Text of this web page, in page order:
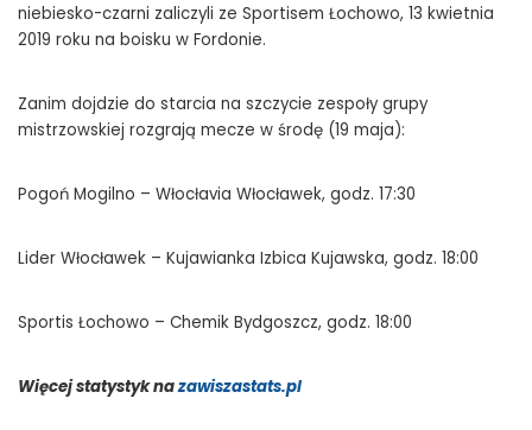
niebiesko-czarni zaliczyli ze Sportisem Łochowo, 13 kwietnia
2019 roku na boisku w Fordonie.
Zanim dojdzie do starcia na szczycie zespoły grupy
mistrzowskiej rozgrają mecze w środę (19 maja):
Pogoń Mogilno – Włocłavia Włocławek, godz. 17:30
Lider Włocławek – Kujawianka Izbica Kujawska, godz. 18:00
Sportis Łochowo – Chemik Bydgoszcz, godz. 18:00
Więcej statystyk nazawiszastats.pl